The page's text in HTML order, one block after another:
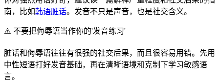
南，比如韩语脏话。发音不只是声音，也是社交含义。
⚠️ 不要把侮辱语当作你的'发音练习'
脏话和侮辱语往往有很强的社交后果，而且很容易用错。先用
中性短语打好发音基础，再在清晰语境和克制下学习敏感语
言。